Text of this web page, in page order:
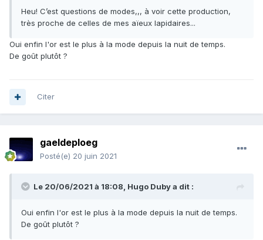
Heu! C’est questions de modes,,, à voir cette production,
très proche de celles de mes aïeux lapidaires...
Oui enfin l'or est le plus à la mode depuis la nuit de temps.
De goût plutôt ?
Citer
gaeldeploeg
Posté(e) 20 juin 2021
Le 20/06/2021 à 18:08, Hugo Dubya dit :
Oui enfin l'or est le plus à la mode depuis la nuit de temps.
De goût plutôt ?